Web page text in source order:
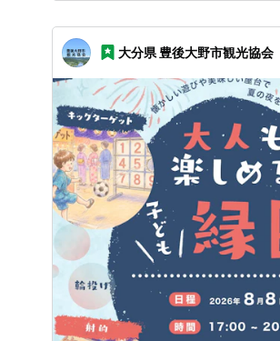
大分県 豊後大野市観光協会